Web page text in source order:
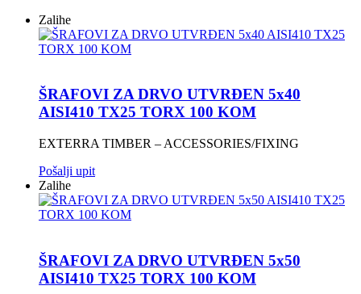
Zalihe
ŠRAFOVI ZA DRVO UTVRĐEN 5x40
AISI410 TX25 TORX 100 KOM
EXTERRA TIMBER – ACCESSORIES/FIXING
Pošalji upit
Zalihe
ŠRAFOVI ZA DRVO UTVRĐEN 5x50
AISI410 TX25 TORX 100 KOM